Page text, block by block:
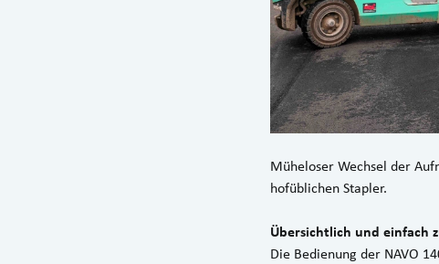
Müheloser Wechsel der
hofüblichen Stapler.
Übersichtlich und einfach
Die Bedienung der NAVO